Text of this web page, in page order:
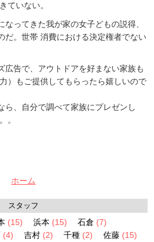
ていない。
なってきた我が家の女子どもの説得、
だ。世帯 消費における決定権者でない
広告で、アウトドアを好まない家族も
）もご提供してもらったら嬉しいので
ら、自分で調べて家族にプレゼンし
。
ホーム
スタッフ
(15) 浜本 (15) 石倉 (7)
(4) 吉村 (2) 千種 (2) 佐藤 (15)